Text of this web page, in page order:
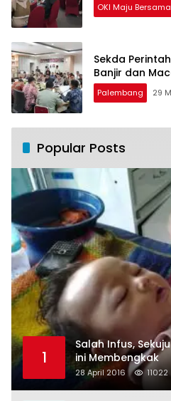
OKI Maju Bersama
Sekda
Banjir dan
Palembang 29
Popular Posts
1
Salah Infus,
ini Membengkak
28 April 2016 11022